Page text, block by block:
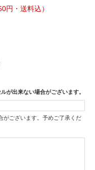
円・送料込）
が出来ない場合がございます。
がございます。予めご了承くだ